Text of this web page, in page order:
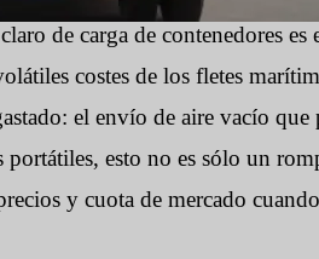
de carga de contenedores es
costes de los fletes
el envío de aire vacío
esto no es sólo un
y cuota de mercado